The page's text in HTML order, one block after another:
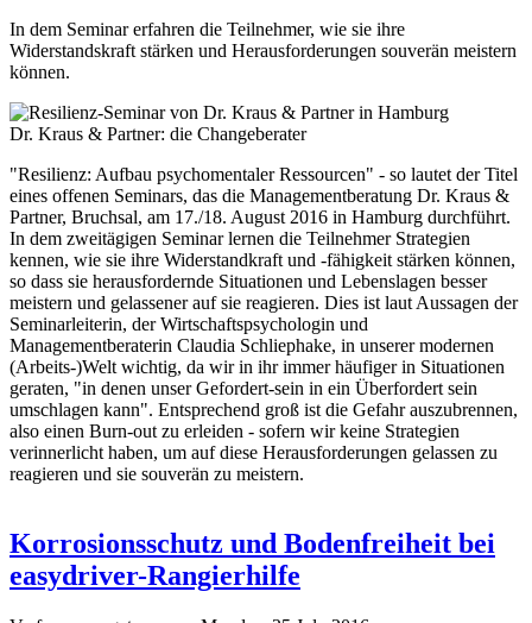
In dem Seminar erfahren die Teilnehmer, wie sie ihre
Widerstandskraft stärken und Herausforderungen souverän meistern
können.
Dr. Kraus & Partner: die Changeberater
"Resilienz: Aufbau psychomentaler Ressourcen" - so lautet der Titel
eines offenen Seminars, das die Managementberatung Dr. Kraus &
Partner, Bruchsal, am 17./18. August 2016 in Hamburg durchführt.
In dem zweitägigen Seminar lernen die Teilnehmer Strategien
kennen, wie sie ihre Widerstandkraft und -fähigkeit stärken können,
so dass sie herausfordernde Situationen und Lebenslagen besser
meistern und gelassener auf sie reagieren. Dies ist laut Aussagen der
Seminarleiterin, der Wirtschaftspsychologin und
Managementberaterin Claudia Schliephake, in unserer modernen
(Arbeits-)Welt wichtig, da wir in ihr immer häufiger in Situationen
geraten, "in denen unser Gefordert-sein in ein Überfordert sein
umschlagen kann". Entsprechend groß ist die Gefahr auszubrennen,
also einen Burn-out zu erleiden - sofern wir keine Strategien
verinnerlicht haben, um auf diese Herausforderungen gelassen zu
reagieren und sie souverän zu meistern.
Korrosionsschutz und Bodenfreiheit bei
easydriver-Rangierhilfe